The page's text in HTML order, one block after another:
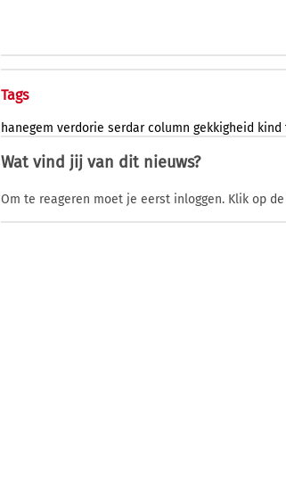
Tags
hanegem verdorie serdar column gekkigheid kind
Wat vind jij van dit nieuws?
Om te reageren moet je eerst inloggen. Klik op